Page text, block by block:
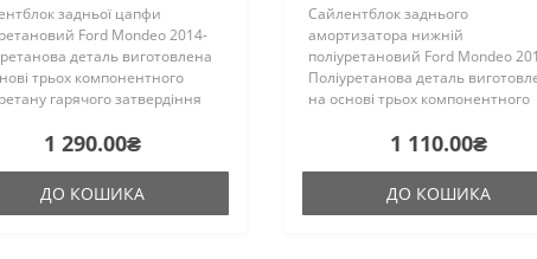
задньої цапфи
Ford Mondeo 2014-
деталь виготовлена
трьох компонентного
гарячого затвердіння
таку ж, як і гумові
1 290.00₴
ДО КОШИКА
Сайлентблок заднього
амортизатора нижній
поліуретановий Ford Mondeo
Поліуретанова деталь
на основі трьох компонентного
виробництва Франції. Виріб має
оригінальні сайлен..
1 110.00₴
ДО КОШИКА